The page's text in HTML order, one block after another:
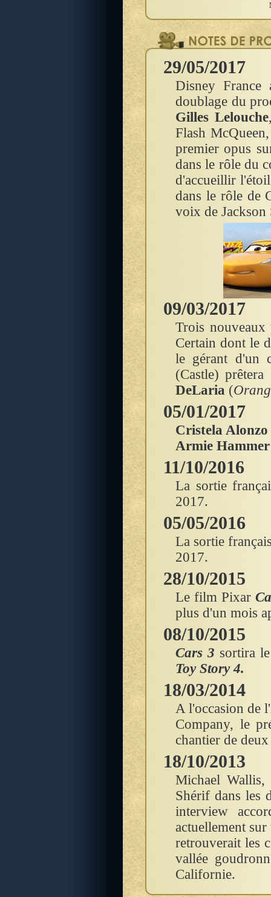
29/05/2017
Disney
doublage du
Gilles Lelouche
Flash
premier opus
dans le rôle du
d'accueillir
dans le rôle de
voix de Jackson
09/03/2017
Trois nouveaux
Certain dont le
le gérant d'un
(Castle)
DeLaria (
05/01/2017
Cristela Alonzo
Armie Hammer
11/10/2016
La sortie
2017.
05/05/2016
La sortie
2017.
28/10/2015
Le film Pixar
plus d'un mois
08/10/2015
Cars 3 sortira
Toy Story 4.
18/03/2014
A l'occasion de
Company, le
chantier de
18/10/2013
Michael
Shérif dans les
interview
actuellement
retrouverait les
vallée
Californie.